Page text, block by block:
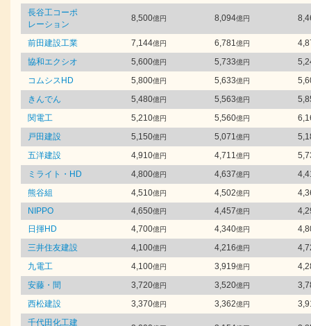
長谷工コーポ
レーション
8,500億円 8,094億円
前田建設工業 7,144億円 6,781億円
協和エクシオ
5,600億円 5,733億円
コムシスHD
5,800億円 5,633億円
きんでん
5,480億円 5,563億円
関電工
5,210億円 5,560億円
戸田建設
5,150億円 5,071億円
五洋建設
4,910億円 4,711億円
ミライト・HD
4,800億円 4,637億円
熊谷組
4,510億円 4,502億円
NIPPO
4,650億円 4,457億円
日揮HD
4,700億円 4,340億円
三井住友建設
4,100億円 4,216億円
九電工
4,100億円 3,919億円
安藤・間
3,720億円 3,520億円
西松建設
3,370億円 3,362億円
千代田化工建